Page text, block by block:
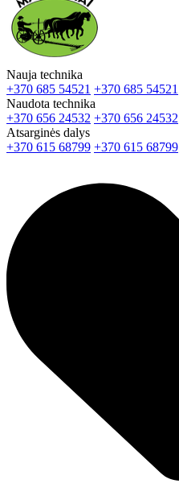
Nauja technika
+370 685 54521 +370 685 54521
Naudota technika
+370 656 24532 +370 656 24532
Atsarginės dalys
+370 615 68799 +370 615 68799